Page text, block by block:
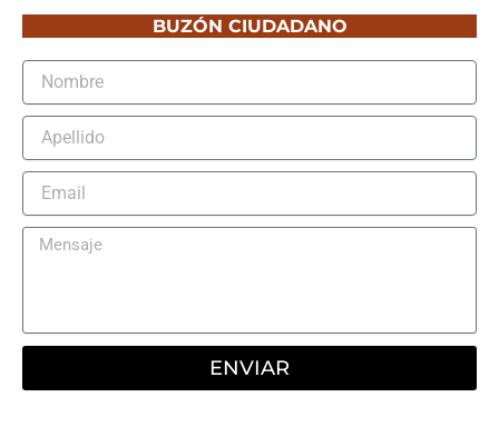
BUZÓN CIUDADANO
Nombre
Apellido
Email
Mensaje
ENVIAR